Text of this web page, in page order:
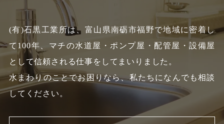
(有)石黒工業所は、富山県南砺市福野で地域に密着し
て100年、 マチの水道屋・ポンプ屋・配管屋・設備屋
として信頼される仕事をしてまいりました。
水まわりのことでお困りなら、私たちになんでも相談
してください。